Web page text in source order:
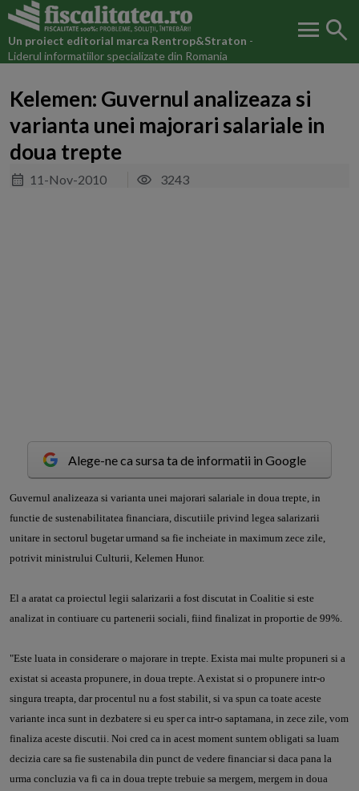
Un proiect editorial marca Rentrop&Straton -
Liderul informatiilor specializate din Romania
menu search
Kelemen: Guvernul analizeaza si
varianta unei majorari salariale in
doua trepte
11-Nov-2010 3243
Alege-ne ca sursa ta de informatii in Google
Guvernul analizeaza si varianta unei majorari salariale in doua trepte, in
functie de sustenabilitatea financiara, discutiile privind legea salarizarii
unitare in sectorul bugetar urmand sa fie incheiate in maximum zece zile,
potrivit ministrului Culturii, Kelemen Hunor.
El a aratat ca proiectul legii salarizarii a fost discutat in Coalitie si este
analizat in contiuare cu partenerii sociali, fiind finalizat in proportie de 99%.
"Este luata in considerare o majorare in trepte. Exista mai multe propuneri si a
existat si aceasta propunere, in doua trepte. A existat si o propunere intr-o
singura treapta, dar procentul nu a fost stabilit, si va spun ca toate aceste
variante inca sunt in dezbatere si eu sper ca intr-o saptamana, in zece zile, vom
finaliza aceste discutii. Noi cred ca in acest moment suntem obligati sa luam
decizia care sa fie sustenabila din punct de vedere financiar si daca pana la
urma concluzia va fi ca in doua trepte trebuie sa mergem, mergem in doua